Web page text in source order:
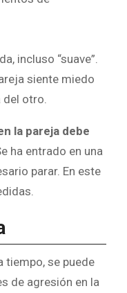
incluso “suave”.
siente miedo
otro.
la pareja debe
ha entrado en una
parar. En este
tiempo, se puede
de agresión en la